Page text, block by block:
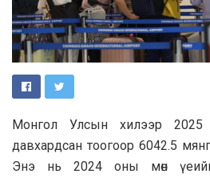
Монгол Улсын хилээр
давхардсан тоогоор 6042.5
Энэ нь 2024 оны мөн